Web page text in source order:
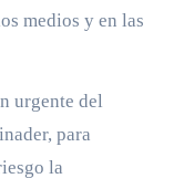
medios y en las
urgente del
para
la